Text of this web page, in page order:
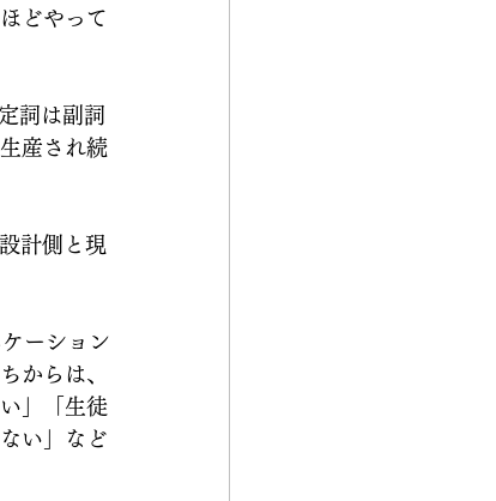
どやって
詞は副詞
産され続
計側と現
ーション
からは、
」「生徒
い」など